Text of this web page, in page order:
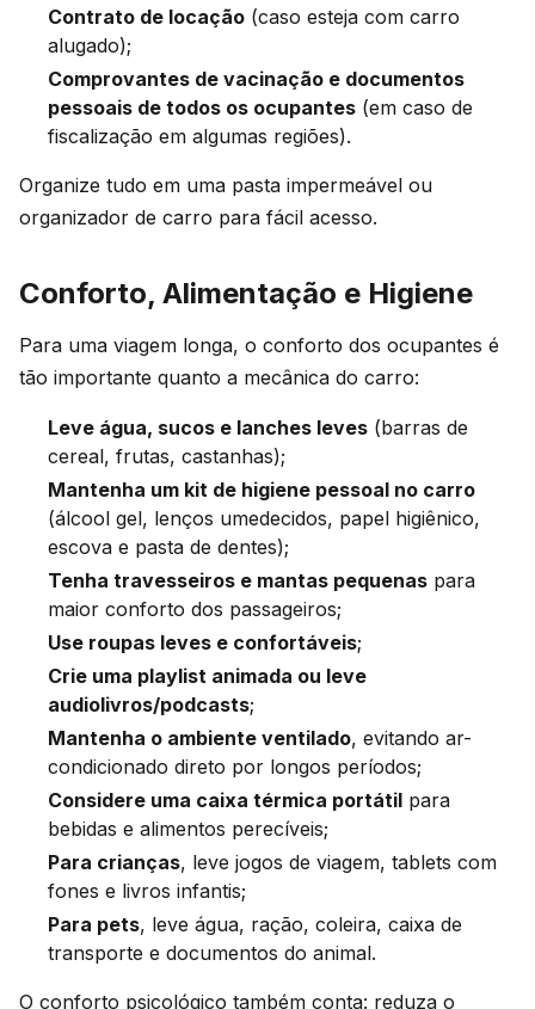
Contrato de locação (caso esteja com carro
alugado);
Comprovantes de vacinação e documentos
pessoais de todos os ocupantes (em caso de
fiscalização em algumas regiões).
Organize tudo em uma pasta impermeável ou
organizador de carro para fácil acesso.
Conforto, Alimentação e Higiene
Para uma viagem longa, o conforto dos ocupantes é
tão importante quanto a mecânica do carro:
Leve água, sucos e lanches leves (barras de
cereal, frutas, castanhas);
Mantenha um kit de higiene pessoal no carro
(álcool gel, lenços umedecidos, papel higiênico,
escova e pasta de dentes);
Tenha travesseiros e mantas pequenas para
maior conforto dos passageiros;
Use roupas leves e confortáveis;
Crie uma playlist animada ou leve
audiolivros/podcasts;
Mantenha o ambiente ventilado, evitando ar-
condicionado direto por longos períodos;
Considere uma caixa térmica portátil para
bebidas e alimentos perecíveis;
Para crianças, leve jogos de viagem, tablets com
fones e livros infantis;
Para pets, leve água, ração, coleira, caixa de
transporte e documentos do animal.
O conforto psicológico também conta: reduza o